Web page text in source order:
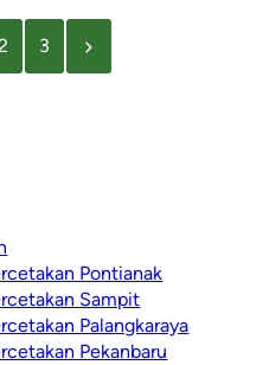
3
Pontianak
Sampit
Palangkaraya
Pekanbaru